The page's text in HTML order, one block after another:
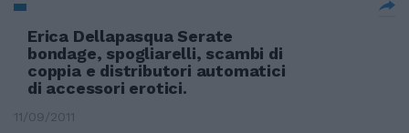
Erica Dellapasqua Serate
bondage, spogliarelli, scambi di
coppia e distributori automatici
di accessori erotici.
11/09/2011